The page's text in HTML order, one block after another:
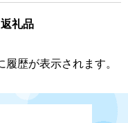
礼品
歴が表示されます。